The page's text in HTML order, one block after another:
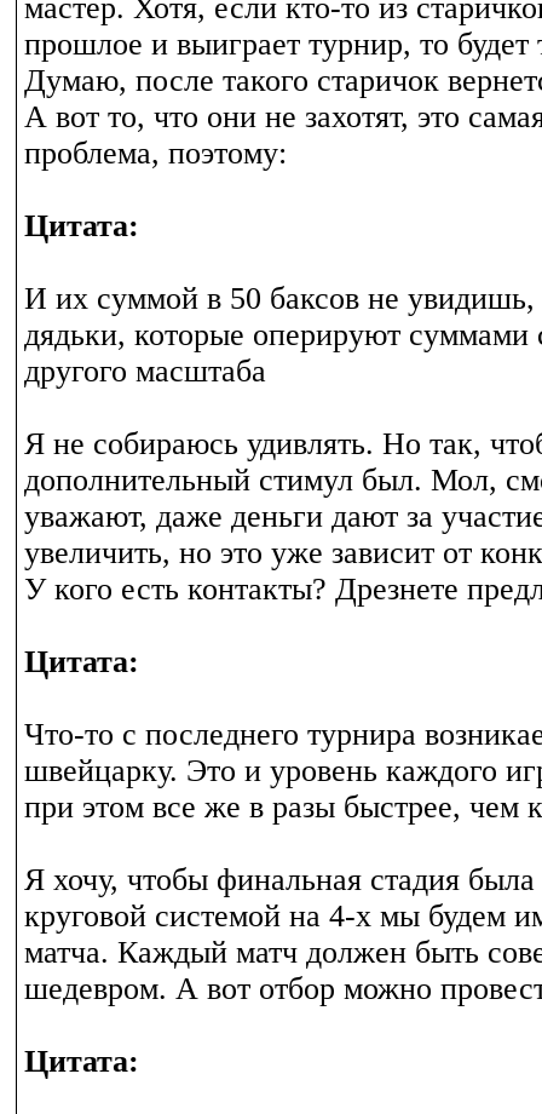
мастер. Хотя, если кто-то из
прошлое и выиграет турнир, то будет
Думаю, после такого старичок
А вот то, что они не захотят, это
проблема, поэтому:
Цитата:
И их суммой в 50 баксов не увидишь,
дядьки, которые оперируют суммами
другого масштаба
Я не собираюсь удивлять. Но так,
дополнительный стимул был. Мол,
уважают, даже деньги дают за
увеличить, но это уже зависит от
У кого есть контакты? Дрезнете
Цитата:
Что-то с последнего турнира
швейцарку. Это и уровень каждого
при этом все же в разы быстрее, чем
Я хочу, чтобы финальная стадия
круговой системой на 4-х мы будем
матча. Каждый матч должен быть
шедевром. А вот отбор можно
Цитата: